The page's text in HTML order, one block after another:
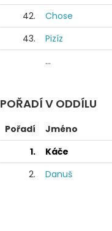
42.
Chose
43.
Pizíz
...
POŘADÍ V ODDÍLU
Pořadí Jméno
1.
Káče
2.
Danuš